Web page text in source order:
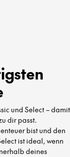
und Select – damit
dir passt.
bist und den
ist ideal, wenn
deines